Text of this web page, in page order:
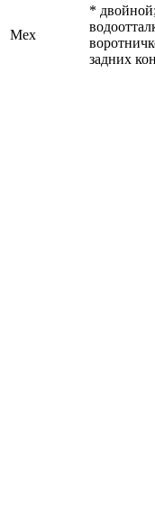
Мех
*
задних